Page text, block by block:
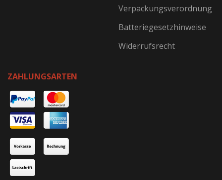
Verpackungsverordnung
Batteriegesetzhinweise
Widerrufsrecht
ZAHLUNGSARTEN